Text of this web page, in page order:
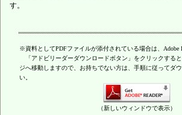
す。
※資料としてPDFファイルが添付されている場合は、Adobe
「アドビリーダーダウンロードボタン」をクリックする
ジへ移動しますので、お持ちでない方は、手順に従ってダ
い。
（新しいウィンドウで表示）